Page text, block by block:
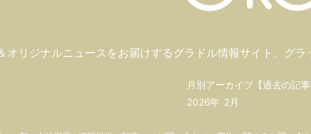
オリジナルニュースをお届けするグラドル情報サイト。 グラ
月別アーカイブ【過去の記
2026年 2月